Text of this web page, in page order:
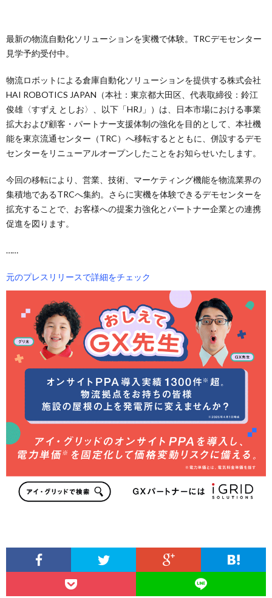
最新の物流自動化ソリューションを実機で体験。TRCデモセンター
見学予約受付中。
物流ロボットによる倉庫自動化ソリューションを提供する株式会社
HAI ROBOTICS JAPAN（本社：東京都大田区、代表取締役：鈴江
俊雄〈すずえ としお〉、以下「HRJ」）は、日本市場における事業
拡大および顧客・パートナー支援体制の強化を目的として、本社機
能を東京流通センター（TRC）へ移転するとともに、併設するデモ
センターをリニューアルオープンしたことをお知らせいたします。
今回の移転により、営業、技術、マーケティング機能を物流業界の
集積地であるTRCへ集約。さらに実機を体験できるデモセンターを
拡充することで、お客様への提案力強化とパートナー企業との連携
促進を図ります。
……
元のプレスリリースで詳細をチェック